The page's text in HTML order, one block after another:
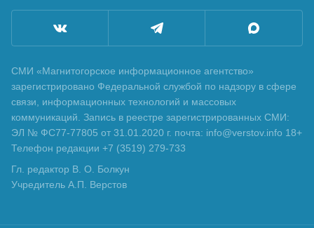
СМИ «Магнитогорское информационное агентство»
зарегистрировано Федеральной службой по надзору в сфере
связи, информационных технологий и массовых
коммуникаций. Запись в реестре зарегистрированных СМИ:
ЭЛ № ФС77-77805 от 31.01.2020 г. почта: info@verstov.info 18+
Телефон редакции +7 (3519) 279-733
Гл. редактор В. О. Болкун
Учредитель А.П. Верстов